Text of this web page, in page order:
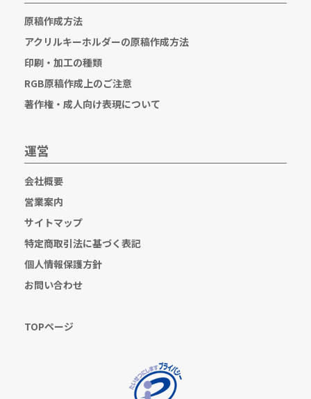
原稿作成方法
アクリルキーホルダーの原稿作成方法
印刷・加工の種類
RGB原稿作成上のご注意
著作権・成人向け表現について
運営
会社概要
営業案内
サイトマップ
特定商取引法に基づく表記
個人情報保護方針
お問い合わせ
TOPページ